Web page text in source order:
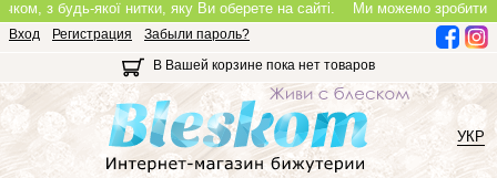
з будь-якої нитки, яку Ви оберете на сайті.Ми можемо зробити
Вход Регистрация
Забыли пароль?
В Вашей корзине пока нет товаров
УКР